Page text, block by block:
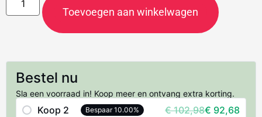
Toevoegen aan winkelwagen
Bestel nu
Sla een voorraad in! Koop meer en ontvang extra korting.
Koop 2 Bespaar 10.00% €102,98€ 92,68